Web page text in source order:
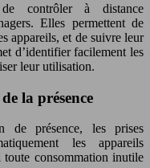
de contrôler à distance
Elles permettent de
appareils, et de suivre leur
d’identifier facilement les
leur utilisation.
la présence
de présence, les prises
les appareils
consommation inutile